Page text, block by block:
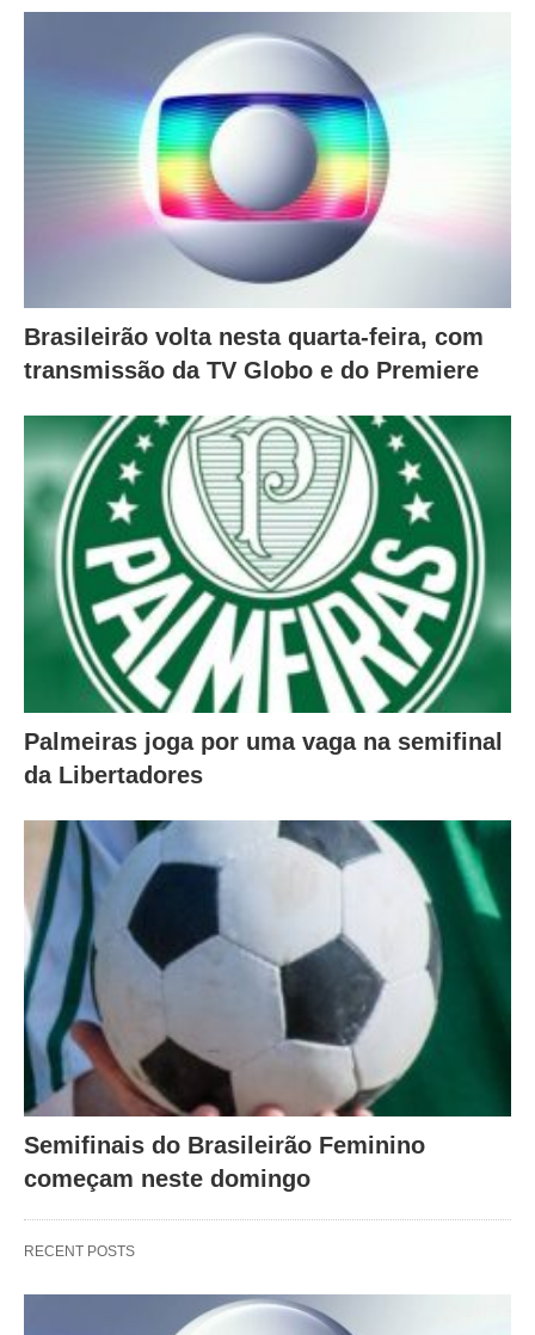
Brasileirão volta nesta quarta-feira, com
transmissão da TV Globo e do Premiere
Palmeiras joga por uma vaga na semifinal
da Libertadores
Semifinais do Brasileirão Feminino
começam neste domingo
RECENT POSTS